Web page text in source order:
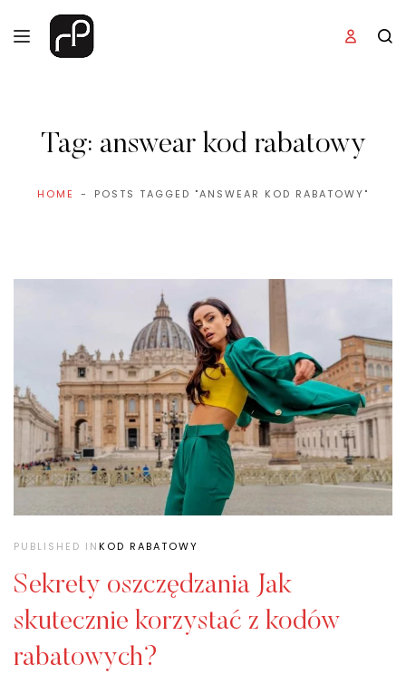
Tag: answear kod rabatowy
HOME POSTS TAGGED "ANSWEAR KOD RABATOWY"
PUBLISHED INKOD RABATOWY
Sekrety oszczędzania Jak
skutecznie korzystać z kodów
rabatowych?